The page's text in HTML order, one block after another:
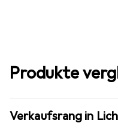
Produkte
Verkaufsrang in